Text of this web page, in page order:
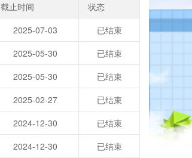
截止时间
状态
2025-07-03
已结束
2025-05-30
已结束
2025-05-30
已结束
2025-02-27
已结束
2024-12-30
已结束
2024-12-30
已结束